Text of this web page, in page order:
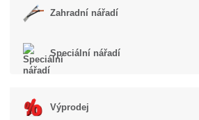
Zahradní nářadí
Speciální nářadí
Výprodej